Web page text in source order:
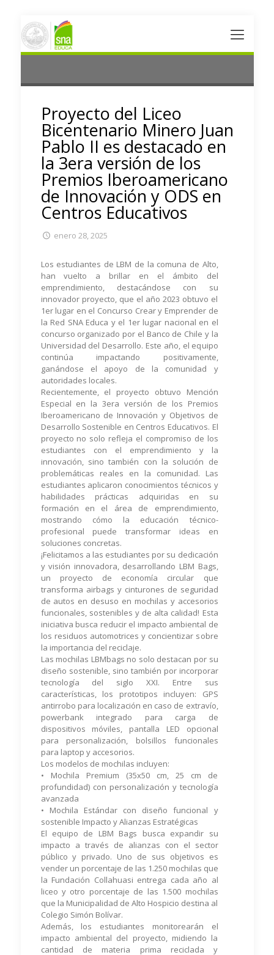
Proyecto del Liceo
Bicentenario Minero Juan
Pablo II es destacado en
la 3era versión de los
Premios Iberoamericano
de Innovación y ODS en
Centros Educativos
enero 28, 2025
Los estudiantes de LBM de la comuna de Alto,
han vuelto a brillar en el ámbito del
emprendimiento, destacándose con su
innovador proyecto, que el año 2023 obtuvo el
1er lugar en el Concurso Crear y Emprender de
la Red SNA Educa y el 1er lugar nacional en el
concurso organizado por el Banco de Chile y la
Universidad del Desarrollo. Este año, el equipo
continúa impactando positivamente,
ganándose el apoyo de la comunidad y
autoridades locales.
Recientemente, el proyecto obtuvo Mención
Especial en la 3era versión de los Premios
Iberoamericano de Innovación y Objetivos de
Desarrollo Sostenible en Centros Educativos. El
proyecto no solo refleja el compromiso de los
estudiantes con el emprendimiento y la
innovación, sino también con la solución de
problemáticas reales en la comunidad. Las
estudiantes aplicaron conocimientos técnicos y
habilidades prácticas adquiridas en su
formación en el área de emprendimiento,
mostrando cómo la educación técnico-
profesional puede transformar ideas en
soluciones concretas.
¡Felicitamos a las estudiantes por su dedicación
y visión innovadora, desarrollando LBM Bags,
un proyecto de economía circular que
transforma airbags y cinturones de seguridad
de autos en desuso en mochilas y accesorios
funcionales, sostenibles y de alta calidad! Esta
iniciativa busca reducir el impacto ambiental de
los residuos automotrices y concientizar sobre
la importancia del reciclaje.
Las mochilas LBMbags no solo destacan por su
diseño sostenible, sino también por incorporar
tecnología del siglo XXI. Entre sus
características, los prototipos incluyen: GPS
antirrobo para localización en caso de extravío,
powerbank integrado para carga de
dispositivos móviles, pantalla LED opcional
para personalización, bolsillos funcionales
para laptop y accesorios.
Los modelos de mochilas incluyen:
• Mochila Premium (35x50 cm, 25 cm de
profundidad) con personalización y tecnología
avanzada
• Mochila Estándar con diseño funcional y
sostenible Impacto y Alianzas Estratégicas
El equipo de LBM Bags busca expandir su
impacto a través de alianzas con el sector
público y privado. Uno de sus objetivos es
vender un porcentaje de las 1.250 mochilas que
la Fundación Collahuasi entrega cada año al
liceo y otro porcentaje de las 1.500 mochilas
que la Municipalidad de Alto Hospicio destina al
Colegio Simón Bolívar.
Además, los estudiantes monitorearán el
impacto ambiental del proyecto, midiendo la
cantidad de materia prima reciclada y